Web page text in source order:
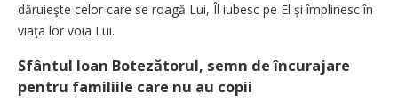
dăruieşte celor care se roagă Lui, Îl iubesc pe El şi împlinesc în
viaţa lor voia Lui.
Sfântul Ioan Botezătorul, semn de încurajare
pentru familiile care nu au copii